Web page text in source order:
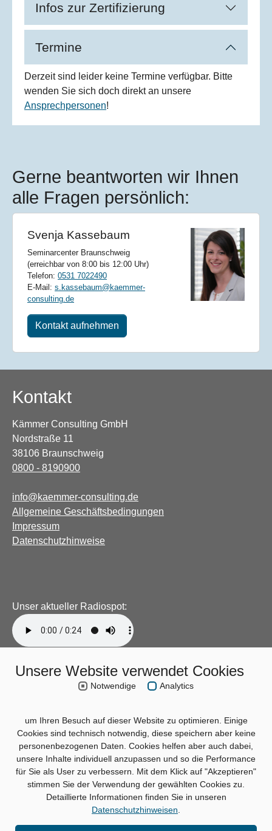
Infos zur Zertifizierung
Termine
Derzeit sind leider keine Termine verfügbar. Bitte
wenden Sie sich doch direkt an unsere
Ansprechpersonen!
Gerne beantworten wir Ihnen
alle Fragen persönlich:
Svenja Kassebaum
Seminarcenter Braunschweig
(erreichbar von 8:00 bis 12:00 Uhr)
Telefon: 0531 7022490
E-Mail: s.kassebaum@kaemmer-
consulting.de
Kontakt aufnehmen
Kontakt
Kämmer Consulting GmbH
Nordstraße 11
38106 Braunschweig
0800 - 8190900
info@kaemmer-consulting.de
Allgemeine Geschäftsbedingungen
Impressum
Datenschutzhinweise
Unser aktueller Radiospot:
Unsere Website verwendet Cookies
Notwendige Analytics
um Ihren Besuch auf dieser Website zu optimieren. Einige
Cookies sind technisch notwendig, diese speichern aber keine
personenbezogenen Daten. Cookies helfen aber auch dabei,
unsere Inhalte individuell anzupassen und so die Performance
für Sie als User zu verbessern. Mit dem Klick auf "Akzeptieren"
stimmen Sie der Verwendung der gewählten Cookies zu.
Detaillierte Informationen finden Sie in unseren
Datenschutzhinweisen